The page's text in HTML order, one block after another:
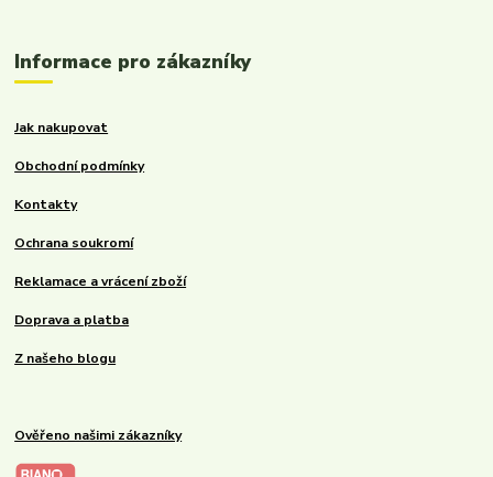
Informace pro zákazníky
Jak nakupovat
Obchodní podmínky
Kontakty
Ochrana soukromí
Reklamace a vrácení zboží
Doprava a platba
Z našeho blogu
Ověřeno našimi zákazníky